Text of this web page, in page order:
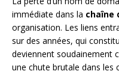
immédiate dans la chaîne
organisation. Les liens
sur des années, qui
deviennent soudainement
une chute brutale dans les